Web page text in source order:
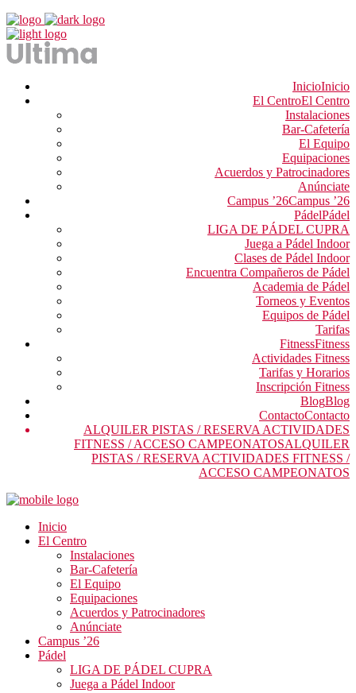
InicioInicio
El CentroEl Centro
Instalaciones
Bar-Cafetería
El Equipo
Equipaciones
Acuerdos y Patrocinadores
Anúnciate
Campus ’26Campus ’26
PádelPádel
LIGA DE PÁDEL CUPRA
Juega a Pádel Indoor
Clases de Pádel Indoor
Encuentra Compañeros de Pádel
Academia de Pádel
Torneos y Eventos
Equipos de Pádel
Tarifas
FitnessFitness
Actividades Fitness
Tarifas y Horarios
Inscripción Fitness
BlogBlog
ContactoContacto
ALQUILER PISTAS / RESERVA ACTIVIDADES
FITNESS / ACCESO CAMPEONATOSALQUILER
PISTAS / RESERVA ACTIVIDADES FITNESS /
ACCESO CAMPEONATOS
Inicio
El Centro
Instalaciones
Bar-Cafetería
El Equipo
Equipaciones
Acuerdos y Patrocinadores
Anúnciate
Campus ’26
Pádel
LIGA DE PÁDEL CUPRA
Juega a Pádel Indoor